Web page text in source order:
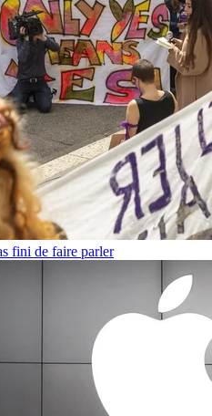
fini de faire parler